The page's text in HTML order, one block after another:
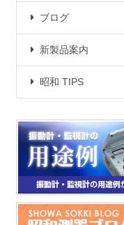
ブログ
新製品案内
昭和 TIPS